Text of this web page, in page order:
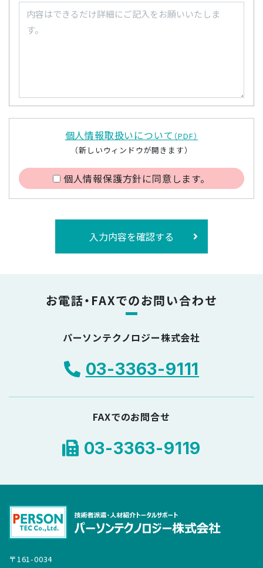
個人情報取扱いについて （PDF）
（新しいウィンドウが開きます）
個人情報保護方針に同意します。
入力内容を確認する
お電話・FAXでのお問い合わせ
パーソンテクノロジー株式会社
03-3363-9111
FAXでのお問合せ
03-3363-9119
〒161-0034